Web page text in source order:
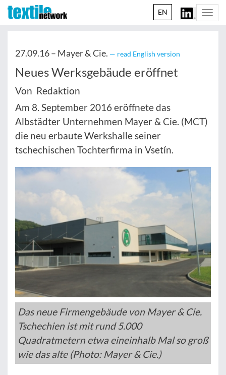
EN
27.09.16 – Mayer & Cie. — read English version
Neues Werksgebäude eröffnet
Von Redaktion
Am 8. September 2016 eröffnete das
Albstädter Unternehmen Mayer & Cie. (MCT)
die neu erbaute Werkshalle seiner
tschechischen Tochterfirma in Vsetín.
Das neue Firmengebäude von Mayer & Cie.
Tschechien ist mit rund 5.000
Quadratmetern etwa eineinhalb Mal so groß
wie das alte (Photo: Mayer & Cie.)